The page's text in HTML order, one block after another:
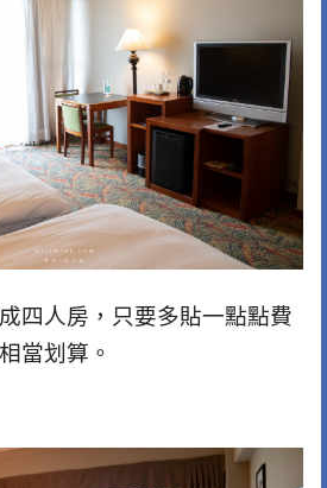
四人房，只要多貼一點點費
當划算。